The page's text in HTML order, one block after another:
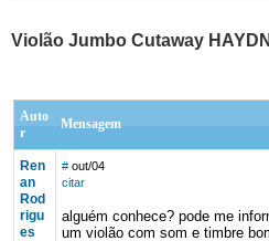
Violão Jumbo Cutaway HAYDN
Auto
r
Mensagem
Ren
an
Rod
rigu
es
# out/04
citar
alguém conhece? pode me
um violão com som e timbre